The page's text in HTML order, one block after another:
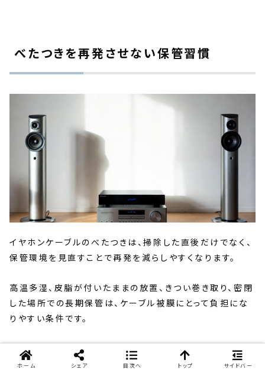
べたつきを再発させない保管習慣
イヤホンケーブルのべたつきは、掃除した直後だけでなく、
保管環境を見直すことで再発を減らしやすくなります。
高温多湿、皮脂が付いたままの放置、きつい巻き取り、密閉
した場所での長期保管は、ケーブル被膜にとって負担にな
りやすい条件です。
ここでは、日常の使い方を大きく変えずに取り入れやすい
予防策を紹介します。
ホーム シェア 目次へ トップ サイドバー